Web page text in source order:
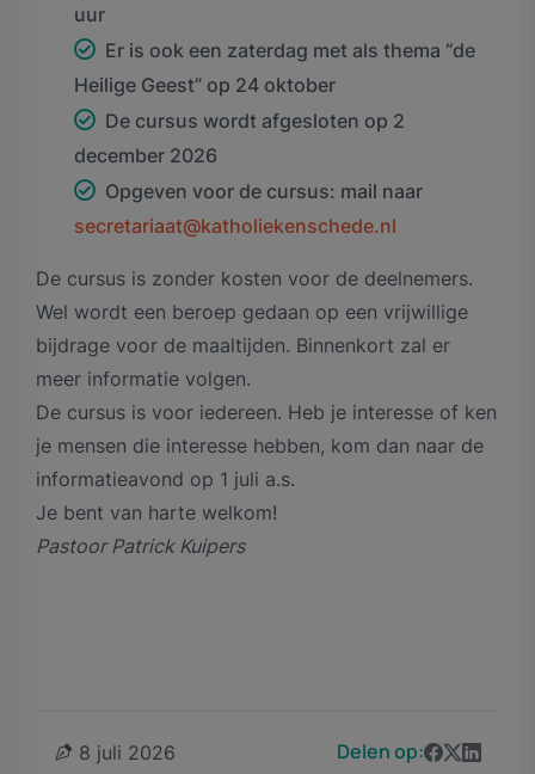
uur
Er is ook een zaterdag met als thema “de
Heilige Geest” op 24 oktober
De cursus wordt afgesloten op 2
december 2026
Opgeven voor de cursus: mail naar
secretariaat@katholiekenschede.nl
De cursus is zonder kosten voor de deelnemers.
Wel wordt een beroep gedaan op een vrijwillige
bijdrage voor de maaltijden. Binnenkort zal er
meer informatie volgen.
De cursus is voor iedereen. Heb je interesse of ken
je mensen die interesse hebben, kom dan naar de
informatieavond op 1 juli a.s.
Je bent van harte welkom!
Pastoor Patrick Kuipers
8 juli 2026 Delen op: